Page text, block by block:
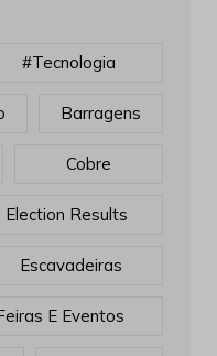
#tecnologia
Barragens
Cobre
Election Results
Escavadeiras
E Eventos